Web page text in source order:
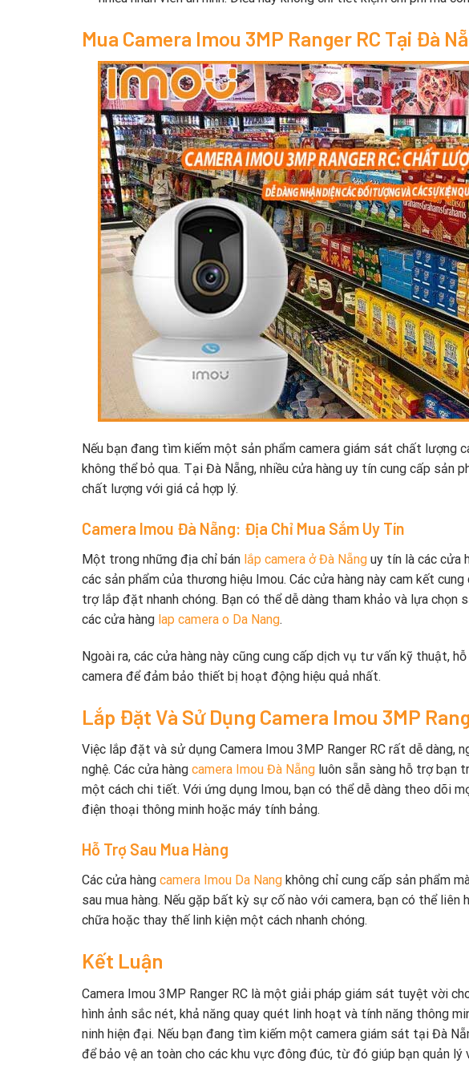
Mua Camera Imou 3MP Ranger RC Tại Đà
Nếu bạn đang tìm kiếm một sản phẩm camera giám sát chất lượng
không thể bỏ qua. Tại Đà Nẵng, nhiều cửa hàng uy tín cung cấp sản
chất lượng với giá cả hợp lý.
Camera Imou Đà Nẵng: Địa Chỉ Mua Sắm Uy Tín
Một trong những địa chỉ bán lắp camera ở Đà Nẵng uy tín là các cửa
các sản phẩm của thương hiệu Imou. Các cửa hàng này cam kết
trợ lắp đặt nhanh chóng. Bạn có thể dễ dàng tham khảo và lựa chọn
các cửa hàng lap camera o Da Nang.
Ngoài ra, các cửa hàng này cũng cung cấp dịch vụ tư vấn kỹ thuật,
camera để đảm bảo thiết bị hoạt động hiệu quả nhất.
Lắp Đặt Và Sử Dụng Camera Imou 3MP
Việc lắp đặt và sử dụng Camera Imou 3MP Ranger RC rất dễ dàng,
nghệ. Các cửa hàng camera Imou Đà Nẵng luôn sẵn sàng hỗ trợ bạn
một cách chi tiết. Với ứng dụng Imou, bạn có thể dễ dàng theo dõi
điện thoại thông minh hoặc máy tính bảng.
Hỗ Trợ Sau Mua Hàng
Các cửa hàng camera Imou Da Nang không chỉ cung cấp sản phẩm
sau mua hàng. Nếu gặp bất kỳ sự cố nào với camera, bạn có thể
chữa hoặc thay thế linh kiện một cách nhanh chóng.
Kết Luận
Camera Imou 3MP Ranger RC là một giải pháp giám sát tuyệt vời
hình ảnh sắc nét, khả năng quay quét linh hoạt và tính năng thông
ninh hiện đại. Nếu bạn đang tìm kiếm một camera giám sát tại Đà
để bảo vệ an toàn cho các khu vực đông đúc, từ đó giúp bạn quản lý